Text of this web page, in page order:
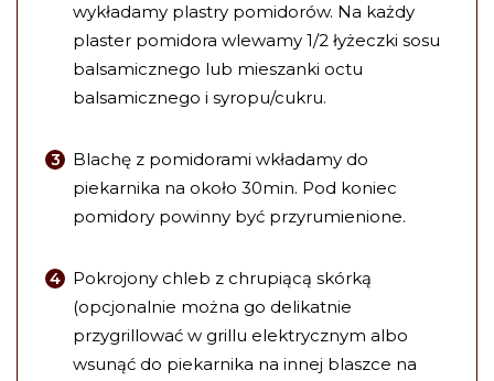
wykładamy plastry pomidorów. Na każdy
plaster pomidora wlewamy 1/2 łyżeczki sosu
balsamicznego lub mieszanki octu
balsamicznego i syropu/cukru.
Blachę z pomidorami wkładamy do
piekarnika na około 30min. Pod koniec
pomidory powinny być przyrumienione.
Pokrojony chleb z chrupiącą skórką
(opcjonalnie można go delikatnie
przygrillować w grillu elektrycznym albo
wsunąć do piekarnika na innej blaszce na